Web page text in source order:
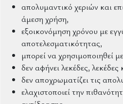
απολυμαντικό χεριών και
άμεση χρήση,
εξοικονόμηση χρόνου με
αποτελεσματικότητας,
μπορεί να χρησιμοποιηθεί
δεν αφήνει λεκέδες,
δεν αποχρωματίζει τις
ελαχιστοποιεί την